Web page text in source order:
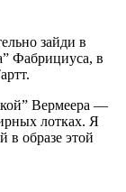
зайди в
Фабрициуса, в
Вермеера —
лотках. Я
в образе этой